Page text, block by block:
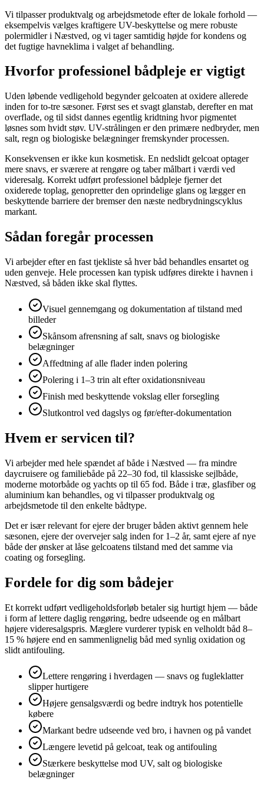
Vi tilpasser produktvalg og arbejdsmetode efter de lokale forhold —
eksempelvis vælges kraftigere UV-beskyttelse og mere robuste
polermidler i Næstved, og vi tager samtidig højde for kondens og
det fugtige havneklima i valget af behandling.
Hvorfor professionel bådpleje er vigtigt
Uden løbende vedligehold begynder gelcoaten at oxidere allerede
inden for to-tre sæsoner. Først ses et svagt glanstab, derefter en mat
overflade, og til sidst dannes egentlig kridtning hvor pigmentet
løsnes som hvidt støv. UV-strålingen er den primære nedbryder, men
salt, regn og biologiske belægninger fremskynder processen.
Konsekvensen er ikke kun kosmetisk. En nedslidt gelcoat optager
mere snavs, er sværere at rengøre og taber målbart i værdi ved
videresalg. Korrekt udført professionel bådpleje fjerner det
oxiderede toplag, genopretter den oprindelige glans og lægger en
beskyttende barriere der bremser den næste nedbrydningscyklus
markant.
Sådan foregår processen
Vi arbejder efter en fast tjekliste så hver båd behandles ensartet og
uden genveje. Hele processen kan typisk udføres direkte i havnen i
Næstved, så båden ikke skal flyttes.
Visuel gennemgang og dokumentation af tilstand med
billeder
Skånsom afrensning af salt, snavs og biologiske
belægninger
Affedtning af alle flader inden polering
Polering i 1–3 trin alt efter oxidationsniveau
Finish med beskyttende vokslag eller forsegling
Slutkontrol ved dagslys og før/efter-dokumentation
Hvem er servicen til?
Vi arbejder med hele spændet af både i Næstved — fra mindre
daycruisere og familiebåde på 22–30 fod, til klassiske sejlbåde,
moderne motorbåde og yachts op til 65 fod. Både i træ, glasfiber og
aluminium kan behandles, og vi tilpasser produktvalg og
arbejdsmetode til den enkelte bådtype.
Det er især relevant for ejere der bruger båden aktivt gennem hele
sæsonen, ejere der overvejer salg inden for 1–2 år, samt ejere af nye
både der ønsker at låse gelcoatens tilstand med det samme via
coating og forsegling.
Fordele for dig som bådejer
Et korrekt udført vedligeholdsforløb betaler sig hurtigt hjem — både
i form af lettere daglig rengøring, bedre udseende og en målbart
højere videresalgspris. Mæglere vurderer typisk en velholdt båd 8–
15 % højere end en sammenlignelig båd med synlig oxidation og
slidt antifouling.
Lettere rengøring i hverdagen — snavs og fugleklatter
slipper hurtigere
Højere gensalgsværdi og bedre indtryk hos potentielle
købere
Markant bedre udseende ved bro, i havnen og på vandet
Længere levetid på gelcoat, teak og antifouling
Stærkere beskyttelse mod UV, salt og biologiske
belægninger